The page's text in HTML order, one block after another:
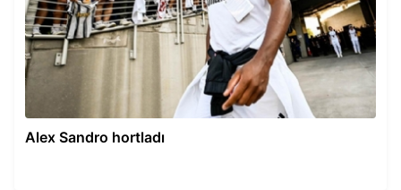
Alex Sandro hortladı